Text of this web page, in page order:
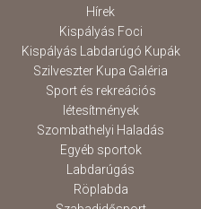
Hírek
Kispályás Foci
Kispályás Labdarúgó Kupák
Szilveszter Kupa Galéria
Sport és rekreációs
létesítmények
Szombathelyi Haladás
Egyéb sportok
Labdarúgás
Röplabda